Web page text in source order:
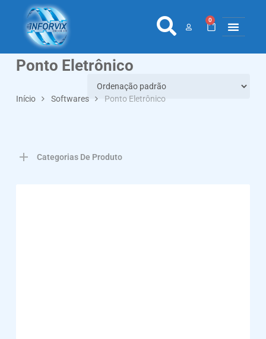
0
Ponto Eletrônico
Início Softwares Ponto Eletrônico
Categorias De Produto